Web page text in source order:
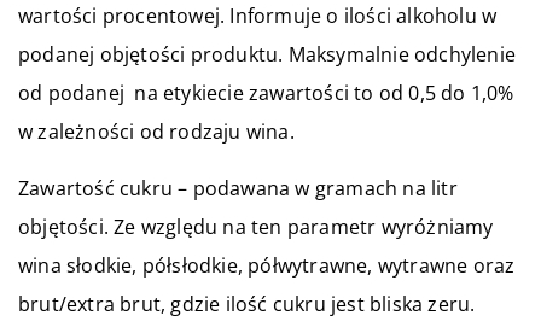
wartości procentowej. Informuje o ilości alkoholu w
podanej objętości produktu. Maksymalnie odchylenie
od podanej na etykiecie zawartości to od 0,5 do 1,0%
w zależności od rodzaju wina.
Zawartość cukru – podawana w gramach na litr
objętości. Ze względu na ten parametr wyróżniamy
wina słodkie, półsłodkie, półwytrawne, wytrawne oraz
brut/extra brut, gdzie ilość cukru jest bliska zeru.